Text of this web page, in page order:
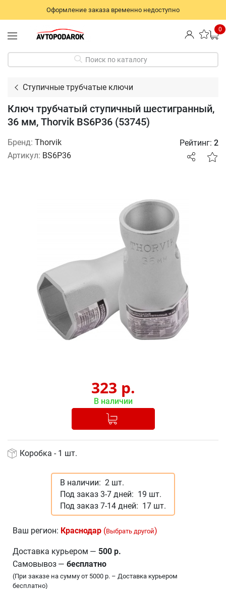
Оформление заказа временно недоступно
0
Поиск по каталогу
Ступичные трубчатые ключи
Ключ трубчатый ступичный шестигранный,
36 мм, Thorvik BS6P36 (53745)
Бренд: Thorvik
Артикул: BS6P36
Рейтинг: 2
323 р.
В наличии
Добавлено в корзину
Коробка - 1 шт.
В наличии: 2 шт.
Под заказ 3-7 дней: 19 шт.
Под заказ 7-14 дней: 17 шт.
Ваш регион: Краснодар (Выбрать другой)
Доставка курьером — 500 р.
Самовывоз — бесплатно
(При заказе на сумму от 5000 р. – Доставка курьером
бесплатно)